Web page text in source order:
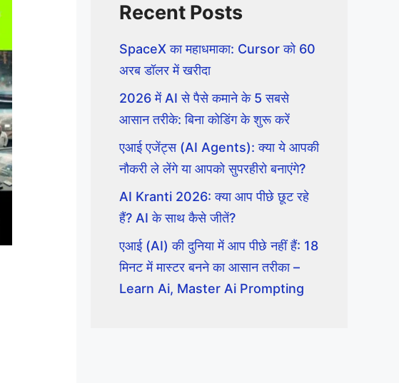
Recent Posts
SpaceX का महाधमाका: Cursor को 60
अरब डॉलर में खरीदा
2026 में AI से पैसे कमाने के 5 सबसे
आसान तरीके: बिना कोडिंग के शुरू करें
एआई एजेंट्स (AI Agents): क्या ये आपकी
नौकरी ले लेंगे या आपको सुपरहीरो बनाएंगे?
AI Kranti 2026: क्या आप पीछे छूट रहे
हैं? AI के साथ कैसे जीतें?
एआई (AI) की दुनिया में आप पीछे नहीं हैं: 18
मिनट में मास्टर बनने का आसान तरीका –
Learn Ai, Master Ai Prompting